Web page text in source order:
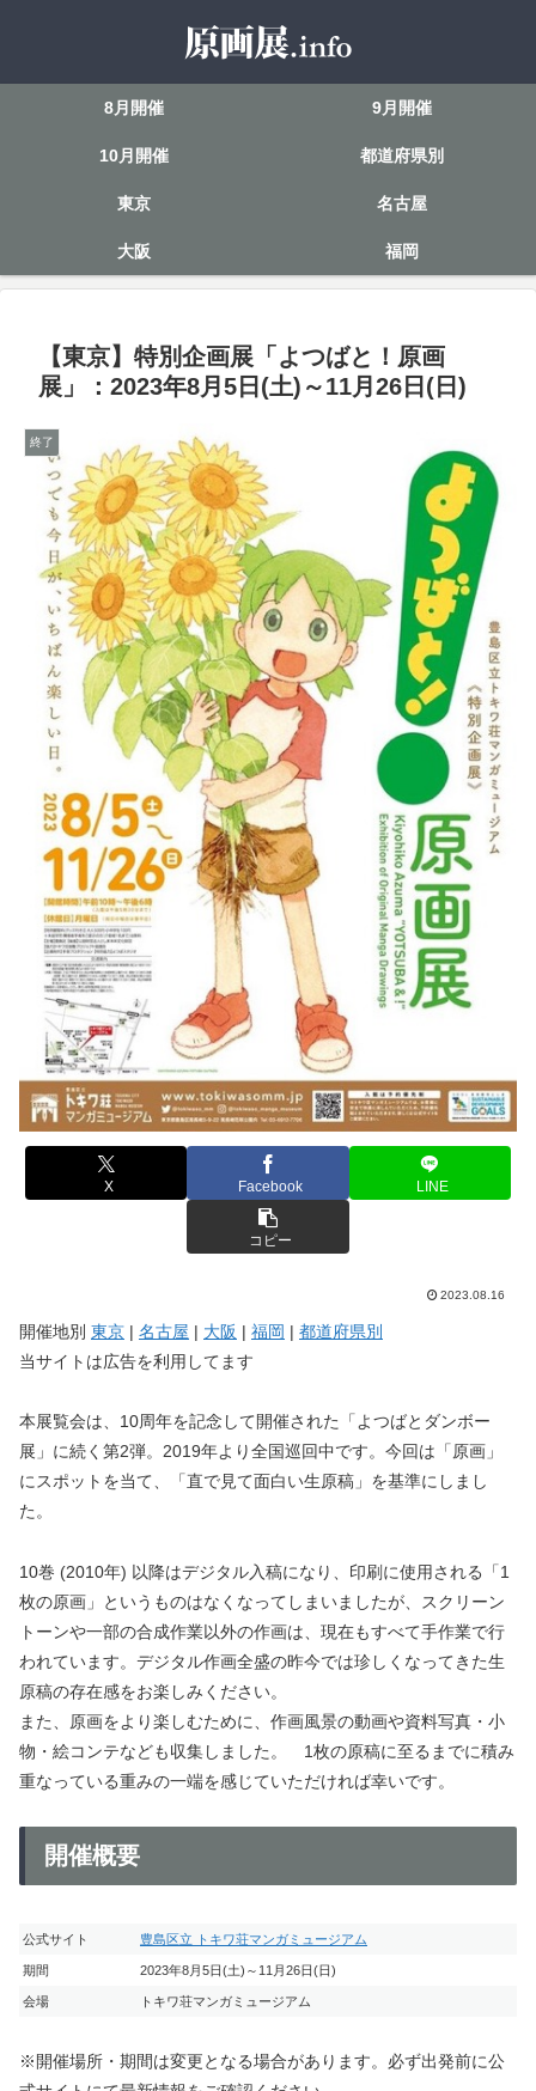
8月開催 9月開催
10月開催 都道府県別
東京 名古屋
大阪 福岡
【東京】特別企画展「よつばと！原画
展」：2023年8月5日(土)～11月26日(日)
終了
X Facebook LINE
コピー
2023.08.16
開催地別 東京 | 名古屋 | 大阪 | 福岡 | 都道府県別
当サイトは広告を利用してます
本展覧会は、10周年を記念して開催された「よつばとダンボー
展」に続く第2弾。2019年より全国巡回中です。今回は「原画」
にスポットを当て、「直で見て面白い生原稿」を基準にしまし
た。
10巻 (2010年) 以降はデジタル入稿になり、印刷に使用される「1
枚の原画」というものはなくなってしまいましたが、スクリーン
トーンや一部の合成作業以外の作画は、現在もすべて手作業で行
われています。デジタル作画全盛の昨今では珍しくなってきた生
原稿の存在感をお楽しみください。
また、原画をより楽しむために、作画風景の動画や資料写真・小
物・絵コンテなども収集しました。 1枚の原稿に至るまでに積み
重なっている重みの一端を感じていただければ幸いです。
開催概要
公式サイト 豊島区立 トキワ荘マンガミュージアム
期間 2023年8月5日(土)～11月26日(日)
会場 トキワ荘マンガミュージアム
※開催場所・期間は変更となる場合があります。必ず出発前に公